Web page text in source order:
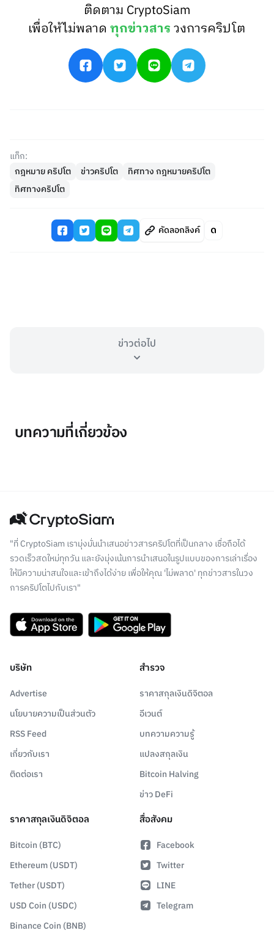
ติดตาม CryptoSiam
เพื่อให้ไม่พลาดทุกข่าวสารวงการคริปโต
แท็ก:
กฎหมาย คริปโต
ข่าวคริปโต
ทิศทาง กฎหมายคริปโต
ทิศทางคริปโต
คัดลอกลิงค์
ข่าวต่อไป
บทความที่เกี่ยวข้อง
"ที่ CryptoSiam เรามุ่งมั่นนำเสนอข่าวสารคริปโตที่เป็นกลาง เชื่อถือได้
รวดเร็วสดใหม่ทุกวัน และยังมุ่งเน้นการนำเสนอในรูปแบบของการเล่าเรื่อง
ให้มีความน่าสนใจและเข้าถึงได้ง่าย เพื่อให้คุณ 'ไม่พลาด' ทุกข่าวสารในวง
การคริปโตไปกับเรา"
บริษัท
Advertise
นโยบายความเป็นส่วนตัว
RSS Feed
เกี่ยวกับเรา
ติดต่อเรา
สำรวจ
ราคาสกุลเงินดิจิตอล
อีเวนต์
บทความความรู้
แปลงสกุลเงิน
Bitcoin Halving
ข่าว DeFi
ราคาสกุลเงินดิจิตอล
Bitcoin (BTC)
Ethereum (USDT)
Tether (USDT)
USD Coin (USDC)
Binance Coin (BNB)
สื่อสังคม
Facebook
Twitter
LINE
Telegram